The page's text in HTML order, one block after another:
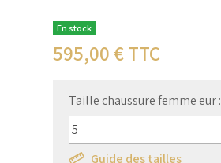
En stock
595,00€ TTC
Taille chaussure femme eur :
Guide des tailles